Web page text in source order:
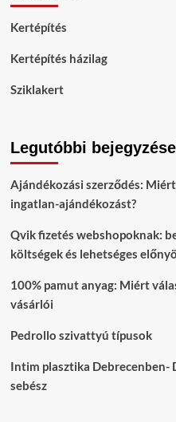
Kertépítés
Kertépítés házilag
Sziklakert
Legutóbbi
Ajándékozási szerződés:
ingatlan-ajándékozást?
Qvik fizetés webshopoknak:
költségek és lehetséges
100% pamut anyag: Miért
vásárlói
Pedrollo szivattyú típusok
Intim plasztika Debrecenben-
sebész